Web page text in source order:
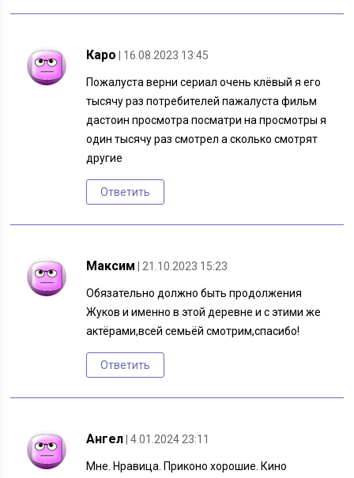
Каро | 16.08.2023 13:45
Пожалуста верни сериал очень клëвый я его
тысячу раз потребителей пажалуста фильм
дастоин просмотра посматри на просмотры я
один тысячу раз смотрел а сколько смотрят
другие
Ответить
Максим | 21.10.2023 15:23
Обязательно должно быть продолжения
Жуков и именно в этой деревне и с этими же
актёрами,всей семьёй смотрим,спасибо!
Ответить
Ангел | 4.01.2024 23:11
Мне. Нравица. Приконо хорошие. Кино